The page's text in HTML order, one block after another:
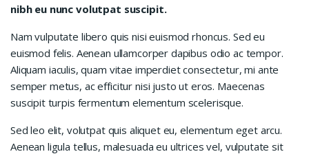
nibh eu nunc volutpat suscipit.
Nam vulputate libero quis nisi euismod rhoncus. Sed eu
euismod felis. Aenean ullamcorper dapibus odio ac tempor.
Aliquam iaculis, quam vitae imperdiet consectetur, mi ante
semper metus, ac efficitur nisi justo ut eros. Maecenas
suscipit turpis fermentum elementum scelerisque.
Sed leo elit, volutpat quis aliquet eu, elementum eget arcu.
Aenean ligula tellus, malesuada eu ultrices vel, vulputate sit